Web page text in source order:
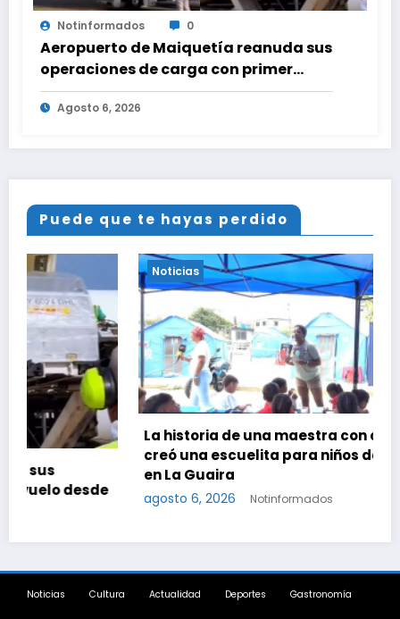
Notinformados 0
Aeropuerto de Maiquetía reanuda sus
operaciones de carga con primer
vuelo desde Panamá
Agosto 6, 2026
Puede que te hayas perdido
Noticias
La historia de una maestra con cáncer que
creó una escuelita para niños damnificados
en La Guaira
agosto 6, 2026 Notinformados
Noticias Cultura Actualidad Deportes Gastronomía